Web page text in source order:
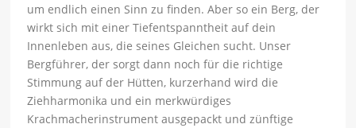
um endlich einen Sinn zu finden. Aber so ein Berg, der
wirkt sich mit einer Tiefentspanntheit auf dein
Innenleben aus, die seines Gleichen sucht. Unser
Bergführer, der sorgt dann noch für die richtige
Stimmung auf der Hütten, kurzerhand wird die
Ziehharmonika und ein merkwürdiges
Krachmacherinstrument ausgepackt und zünftige